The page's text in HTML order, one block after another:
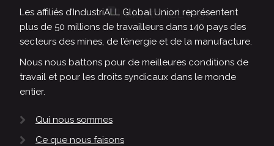
Les affiliés d’IndustriALL Global Union représentent
plus de 50 millions de travailleurs dans 140 pays des
secteurs des mines, de l’énergie et de la manufacture.
Nous nous battons pour de meilleures conditions de
travail et pour les droits syndicaux dans le monde
entier.
Qui nous sommes
Ce que nous faisons